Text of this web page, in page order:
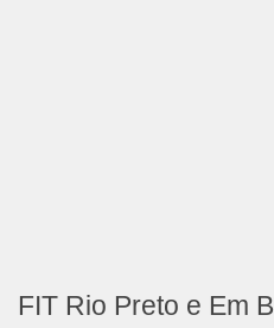
FIT Rio Preto e Em